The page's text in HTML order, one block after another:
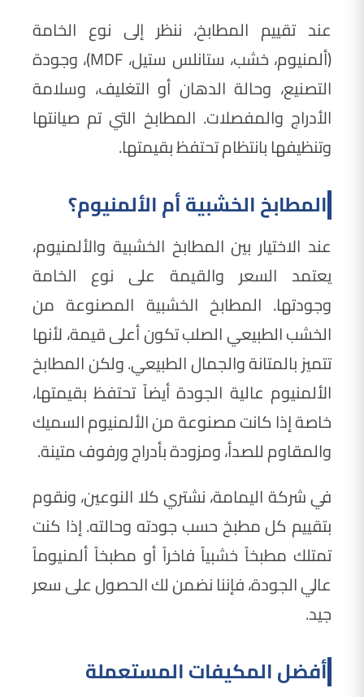
عند تقييم المطابخ، ننظر إلى نوع الخامة
(ألمنيوم، خشب، ستانلس ستيل، MDF)، وجودة
التصنيع، وحالة الدهان أو التغليف، وسلامة
الأدراج والمفصلات. المطابخ التي تم صيانتها
وتنظيفها بانتظام تحتفظ بقيمتها.
المطابخ الخشبية أم الألمنيوم؟
عند الاختيار بين المطابخ الخشبية والألمنيوم،
يعتمد السعر والقيمة على نوع الخامة
وجودتها. المطابخ الخشبية المصنوعة من
الخشب الطبيعي الصلب تكون أعلى قيمة، لأنها
تتميز بالمتانة والجمال الطبيعي. ولكن المطابخ
الألمنيوم عالية الجودة أيضاً تحتفظ بقيمتها،
خاصة إذا كانت مصنوعة من الألمنيوم السميك
والمقاوم للصدأ، ومزودة بأدراج ورفوف متينة.
في شركة اليمامة، نشتري كلا النوعين، ونقوم
بتقييم كل مطبخ حسب جودته وحالته. إذا كنت
تمتلك مطبخاً خشبياً فاخراً أو مطبخاً ألمنيوماً
عالي الجودة، فإننا نضمن لك الحصول على سعر
جيد.
أفضل المكيفات المستعملة